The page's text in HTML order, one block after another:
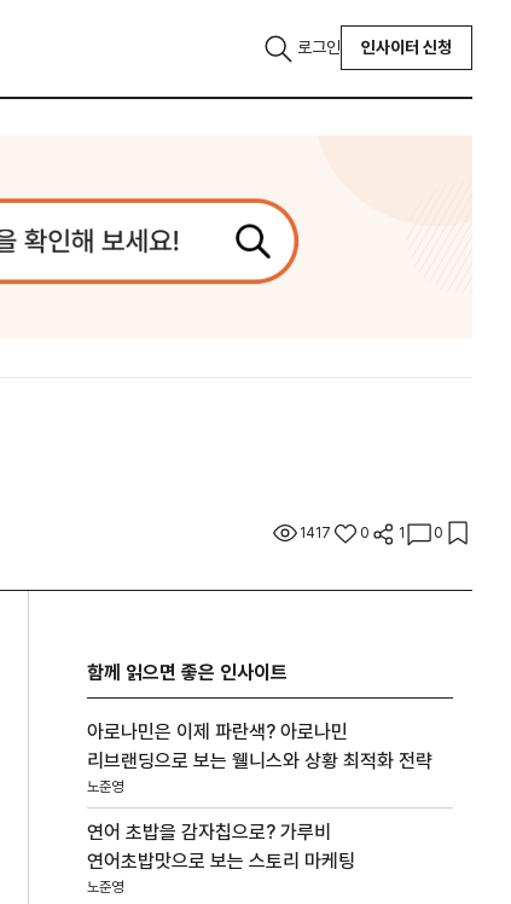
로그인 인사이터 신청
1417 0 1 0
함께 읽으면 좋은 인사이트
아로나민은 이제 파란색? 아로나민
리브랜딩으로 보는 웰니스와 상황 최적화 전략
노준영
연어 초밥을 감자칩으로? 가루비
연어초밥맛으로 보는 스토리 마케팅
노준영